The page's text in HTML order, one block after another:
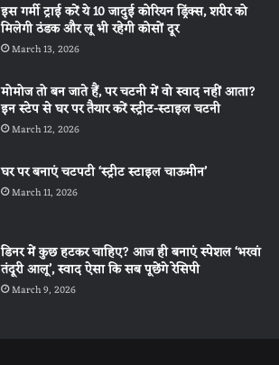
इस गर्मी ट्राई करें ये 10 जादुई कोरियन ड्रिंक्स, शरीर को
मिलेगी ठंडक और लू भी रहेगी कोसों दूर
March 13, 2026
मोमोज तो बन जाते हैं, पर चटनी में वो स्वाद नहीं आता?
इन स्टेप से घर पर तैयार करें स्ट्रीट-स्टाइल चटनी
March 12, 2026
घर पर बनाएं चटपटी ‘स्ट्रीट स्टाइल चाऊमीन’
March 11, 2026
डिनर में कुछ हटकर चाहिए? आज ही बनाएं स्पेशल ‘भरवां
तंदूरी आलू’, स्वाद ऐसा कि सब पूछेंगे रेसिपी
March 9, 2026